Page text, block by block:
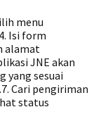
menu
Isi form
alamat
JNE akan
yang sesuai
Cari pengiriman
status